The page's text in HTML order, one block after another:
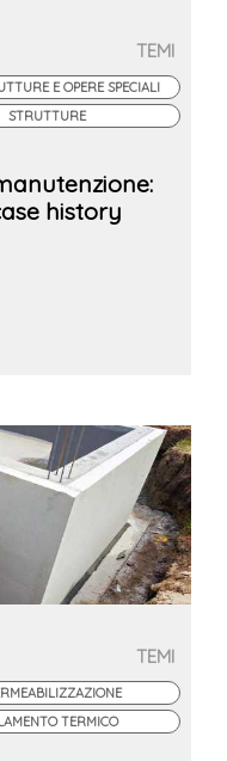
TEMI
E OPERE SPECIALI
STRUTTURE
history
TEMI
TERMICO